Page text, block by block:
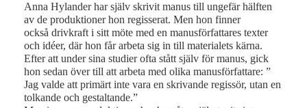
Anna Hylander har själv skrivit manus till ungefär hälften
av de produktioner hon regisserat. Men hon finner
också drivkraft i sitt möte med en manusförfattares texter
och idéer, där hon får arbeta sig in till materialets kärna.
Efter att under sina studier ofta stått själv för manus, gick
hon sedan över till att arbeta med olika manusförfattare: ”
Jag valde att primärt inte vara en skrivande regissör, utan en
tolkande och gestaltande.”